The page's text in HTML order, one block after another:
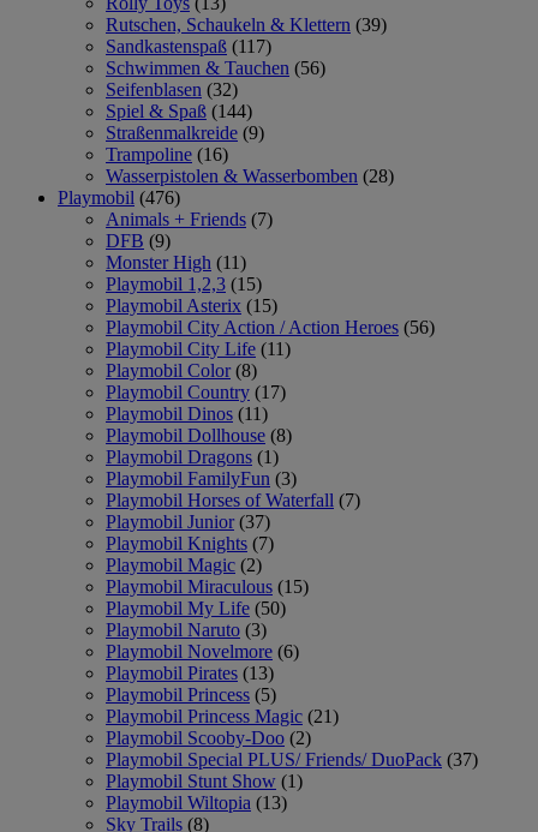
Rutschen, Schaukeln & Klettern (39)
Sandkastenspaß (117)
Schwimmen & Tauchen (56)
Seifenblasen (32)
Spiel & Spaß (144)
Straßenmalkreide (9)
Trampoline (16)
Wasserpistolen & Wasserbomben (28)
Playmobil (476)
Animals + Friends (7)
DFB (9)
Monster High (11)
Playmobil 1,2,3 (15)
Playmobil Asterix (15)
Playmobil City Action / Action Heroes (56)
Playmobil City Life (11)
Playmobil Color (8)
Playmobil Country (17)
Playmobil Dinos (11)
Playmobil Dollhouse (8)
Playmobil Dragons (1)
Playmobil FamilyFun (3)
Playmobil Horses of Waterfall (7)
Playmobil Junior (37)
Playmobil Knights (7)
Playmobil Magic (2)
Playmobil Miraculous (15)
Playmobil My Life (50)
Playmobil Naruto (3)
Playmobil Novelmore (6)
Playmobil Pirates (13)
Playmobil Princess (5)
Playmobil Princess Magic (21)
Playmobil Scooby-Doo (2)
Playmobil Special PLUS/ Friends/ DuoPack (37)
Playmobil Stunt Show (1)
Playmobil Wiltopia (13)
Sky Trails (8)